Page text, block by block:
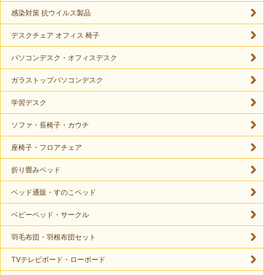
感染対策 抗ウイルス製品
デスクチェア オフィス 椅子
パソコンデスク・オフィスデスク
ガラストップパソコンデスク
学習デスク
ソファ・長椅子・カウチ
座椅子・フロアチェア
折り畳みベッド
ベッド通販・すのこベッド
ベビーベッド・サークル
羽毛布団・羽根布団セット
TVテレビボード・ローボード